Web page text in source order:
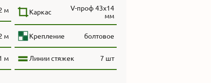
м Каркас
V-проф 43x14
мм
м Крепление болтовое
м Линии стяжек 7 шт